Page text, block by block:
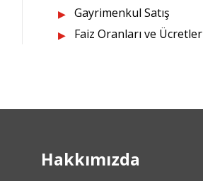
Gayrimenkul Satış
Faiz Oranları ve Ücretler
Hakkımızda